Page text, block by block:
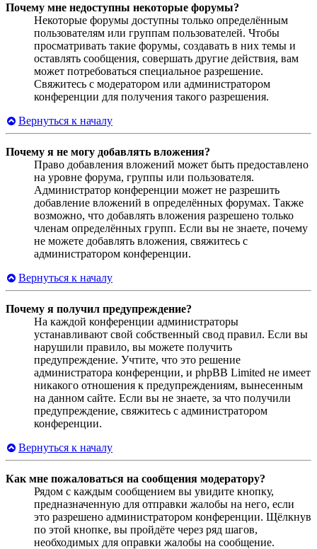
Почему мне недоступны некоторые форумы?
Некоторые форумы доступны только определённым
пользователям или группам пользователей. Чтобы
просматривать такие форумы, создавать в них темы и
оставлять сообщения, совершать другие действия, вам
может потребоваться специальное разрешение.
Свяжитесь с модератором или администратором
конференции для получения такого разрешения.
Вернуться к началу
Почему я не могу добавлять вложения?
Право добавления вложений может быть предоставлено
на уровне форума, группы или пользователя.
Администратор конференции может не разрешить
добавление вложений в определённых форумах. Также
возможно, что добавлять вложения разрешено только
членам определённых групп. Если вы не знаете, почему
не можете добавлять вложения, свяжитесь с
администратором конференции.
Вернуться к началу
Почему я получил предупреждение?
На каждой конференции администраторы
устанавливают свой собственный свод правил. Если вы
нарушили правило, вы можете получить
предупреждение. Учтите, что это решение
администратора конференции, и phpBB Limited не имеет
никакого отношения к предупреждениям, вынесенным
на данном сайте. Если вы не знаете, за что получили
предупреждение, свяжитесь с администратором
конференции.
Вернуться к началу
Как мне пожаловаться на сообщения модератору?
Рядом с каждым сообщением вы увидите кнопку,
предназначенную для отправки жалобы на него, если
это разрешено администратором конференции. Щёлкнув
по этой кнопке, вы пройдёте через ряд шагов,
необходимых для оправки жалобы на сообщение.